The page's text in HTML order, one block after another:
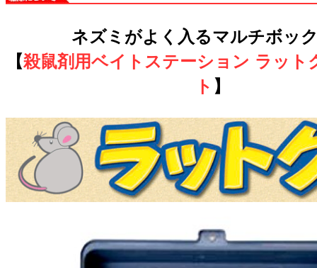
ネズミがよく入るマルチボッ
【殺鼠剤用ベイトステーション ラット
ト 】